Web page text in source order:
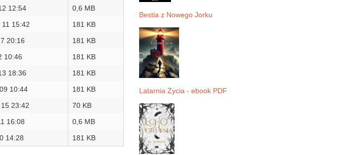
12:54
0,6 MB
15:42
181 KB
20:16
181 KB
10:46
181 KB
18:36
181 KB
10:44
181 KB
23:42
70 KB
16:08
0,6 MB
14:28 181 KB
Bestia z Nowego Jorku
Latarnia Życia - ebook PDF